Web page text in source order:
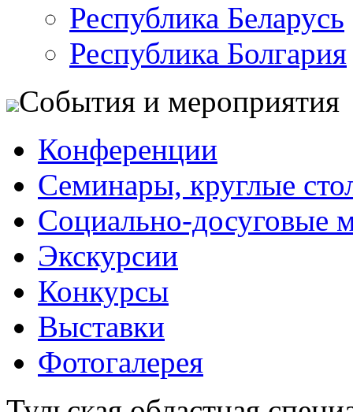
Республика Беларусь
Республика Болгария
События и мероприятия
Конференции
Семинары, круглые
Социально-досуговые
Экскурсии
Конкурсы
Выставки
Фотогалерея